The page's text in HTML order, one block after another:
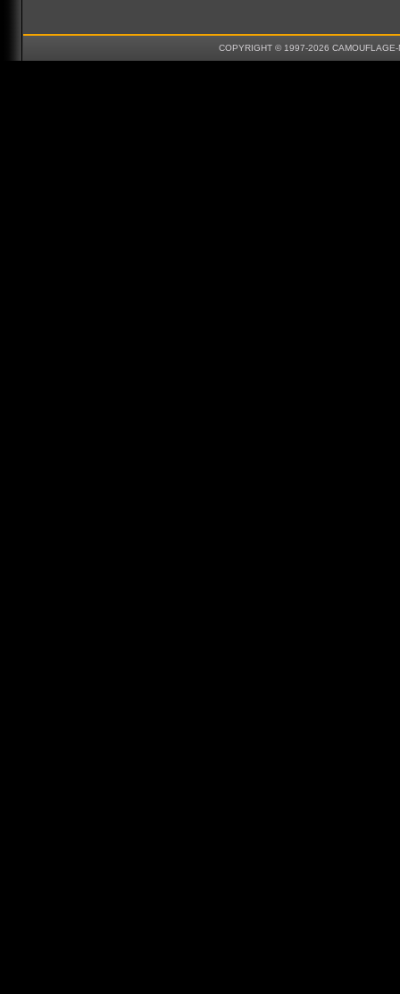
COPYRIGHT © 1997-2026 CAMOUFLAGE-